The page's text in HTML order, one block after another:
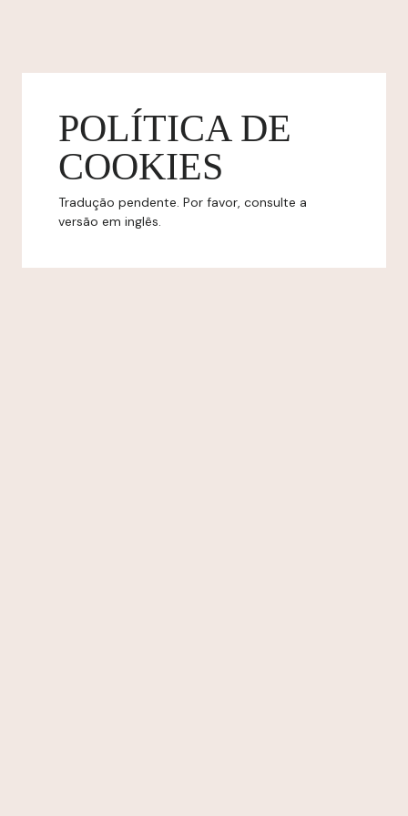
POLÍTICA DE
COOKIES
Tradução pendente. Por favor, consulte a
versão em inglês.